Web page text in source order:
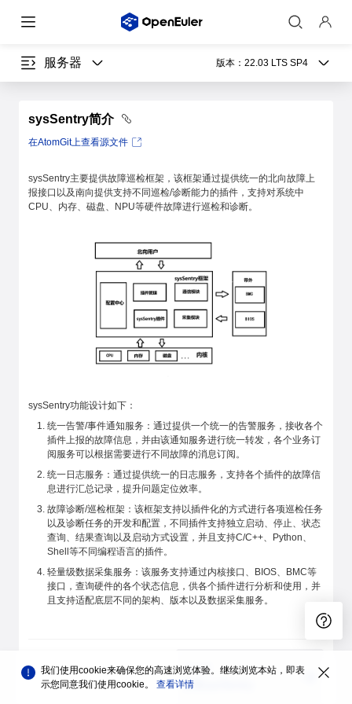
服务器 版本： 22.03 LTS SP4
sysSentry简介
在AtomGit上查看源文件
sysSentry主要提供故障巡检框架，该框架通过提供统一的北向故障上
报接口以及南向提供支持不同巡检/诊断能力的插件，支持对系统中
CPU、内存、磁盘、NPU等硬件故障进行巡检和诊断。
sysSentry功能设计如下：
统一告警/事件通知服务：通过提供一个统一的告警服务，接收各个
插件上报的故障信息，并由该通知服务进行统一转发，各个业务订
阅服务可以根据需要进行不同故障的消息订阅。
统一日志服务：通过提供统一的日志服务，支持各个插件的故障信
息进行汇总记录，提升问题定位效率。
故障诊断/巡检框架：该框架支持以插件化的方式进行各项巡检任务
以及诊断任务的开发和配置，不同插件支持独立启动、停止、状态
查询、结果查询以及启动方式设置，并且支持C/C++、Python、
Shell等不同编程语言的插件。
轻量级数据采集服务：该服务支持通过内核接口、BIOS、BMC等
接口，查询硬件的各个状态信息，供各个插件进行分析和使用，并
且支持适配底层不同的架构、版本以及数据采集服务。
安装sysSentry
下一篇
我们使用cookie来确保您的高速浏览体验。继续浏览本站，即表
示您同意我们使用cookie。 查看详情